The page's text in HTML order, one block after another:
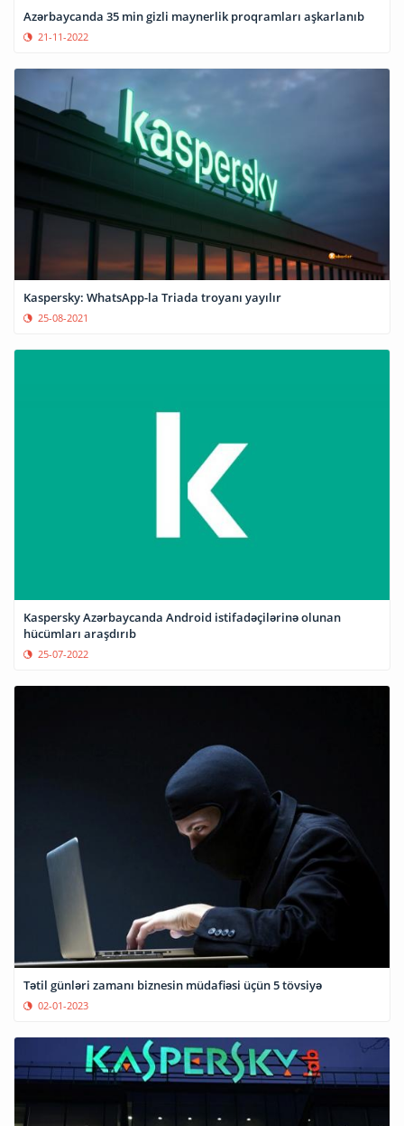
Azərbaycanda 35 min gizli maynerlik proqramları aşkarlanıb
21-11-2022
Kaspersky: WhatsApp-la Triada troyanı yayılır
25-08-2021
Kaspersky Azərbaycanda Android istifadəçilərinə olunan
hücümları araşdırıb
25-07-2022
Tətil günləri zamanı biznesin müdafiəsi üçün 5 tövsiyə
02-01-2023